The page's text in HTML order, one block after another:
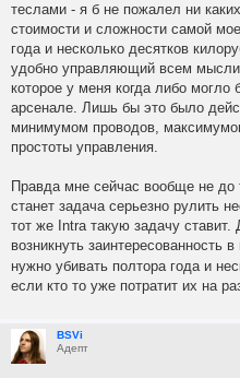
теслами - я б не пожалел ни
стоимости и сложности самой
года и несколько десятков
удобно управляющий всем
которое у меня когда либо могло
арсенале. Лишь бы это было
минимумом проводов,
простоты управления.
Правда мне сейчас вообще не до
станет задача серьезно рулить
тот же Intra такую задачу
возникнуть заинтересованность
нужно убивать полтора года и
если кто то уже потратит их на
BSVi
Адепт